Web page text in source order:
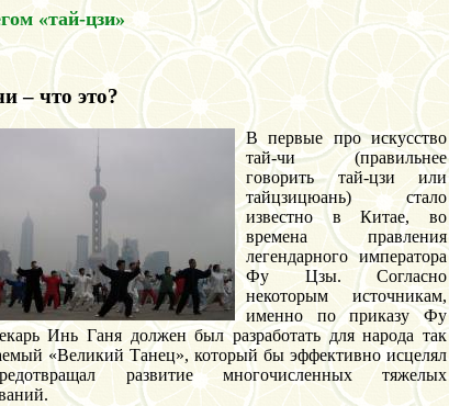
«тай-цзи»
– что это?
В первые про искусство
тай-чи (правильнее
говорить тай-цзи или
тайцзицюань) стало
известно в Китае, во
времена правления
легендарного императора
Фу Цзы. Согласно
некоторым источникам,
именно по приказу Фу
Инь Ганя должен был разработать для народа так
«Великий Танец», который бы эффективно исцелял
развитие многочисленных тяжелых